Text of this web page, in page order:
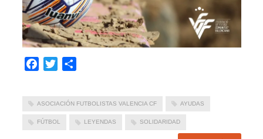
Facebook
Twitter
ASOCIACIÓN FUTBOLISTAS VALENCIA CF AYUDAS
FÚTBOL LEYENDAS SOLIDARIDAD